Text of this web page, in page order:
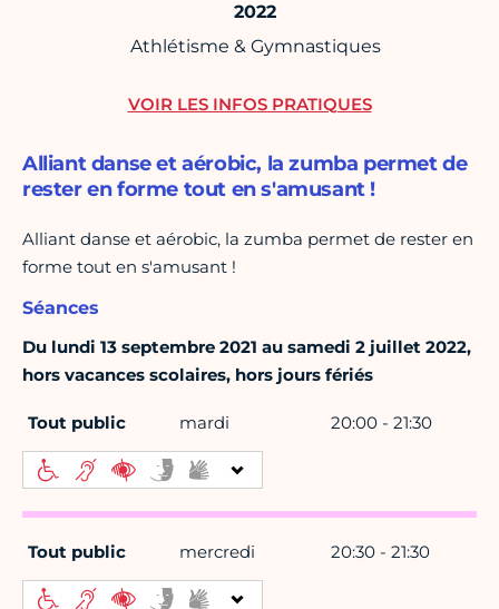
2022
Athlétisme & Gymnastiques
Alliant danse et aérobic, la zumba permet de
rester en forme tout en s'amusant !
Alliant danse et aérobic, la zumba permet de rester en
forme tout en s'amusant !
Séances
Du lundi 13 septembre 2021 au samedi 2 juillet 2022,
hors vacances scolaires, hors jours fériés
Tout public mardi 20:00 - 21:30
Tout public mercredi 20:30 - 21:30
VOIR LES INFOS PRATIQUES